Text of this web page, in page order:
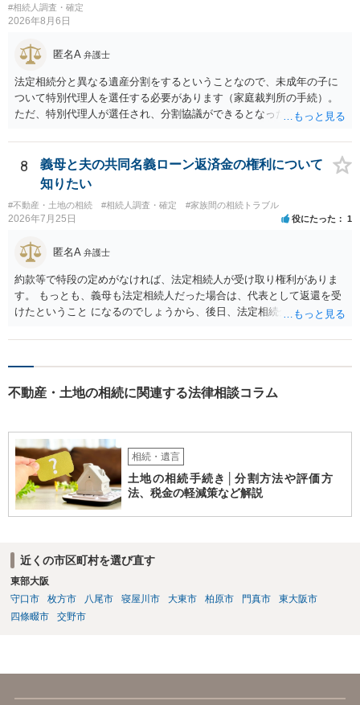
#相続人調査・確定
2026年8月6日
匿名A 弁護士
法定相続分と異なる遺産分割をするということなので、未成年の子に
ついて特別代理人を選任する必要があります（家庭裁判所の手続）。
ただ、特別代理人が選任され、分割協議ができるとなったとしても、
の権利も守られなければならないからです。 相続財産全体で、未成年
者の権利が守られているかどうかを判断しなければなりません。 単
に、未成年者を今後養育するのは、自分だからという理由では、法定
相続分以上に多くの遺産を取得することができるというわけではあり
ません。
8
義母と夫の共同名義ローン返済金の権利について
知りたい
#不動産・土地の相続 #相続人調査・確定 #家族間の相続トラブル
2026年7月25日 役にたった 1
匿名A 弁護士
約款等で特段の定めがなければ、法定相続人が受け取り権利がありま
す。 もっとも、義母も法定相続人だった場合は、代表として返還を受
けたということ になるのでしょうから、後日、法定相続分に基づいて
不動産・土地の相続に関連する法律相談コラム
相続・遺言
土地の相続手続き│分割方法や評価方
法、税金の軽減策など解説
近くの市区町村を選び直す
東部大阪
守口市
枚方市 八尾市 寝屋川市 大東市 柏原市 門真市
東大阪市
四條畷市
交野市